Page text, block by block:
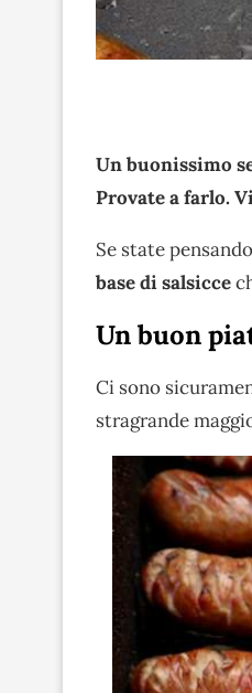
Un buonissimo
Provate a farlo.
Se state
base di salsicce
Un buon
Ci sono
stragrande